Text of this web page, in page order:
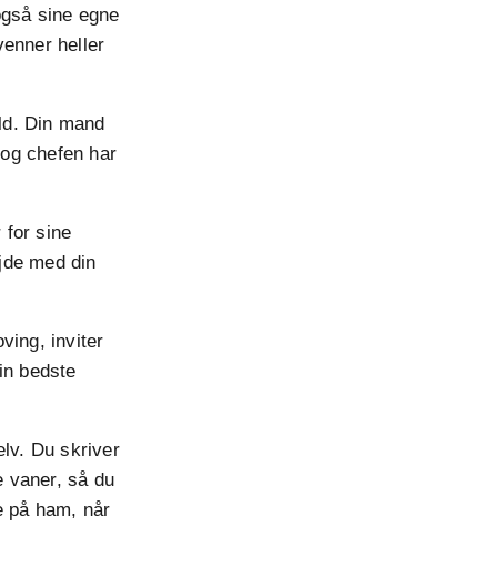
sine egne
heller
Din mand
chefen har
for sine
med din
inviter
bedste
Du skriver
vaner, så du
på ham, når